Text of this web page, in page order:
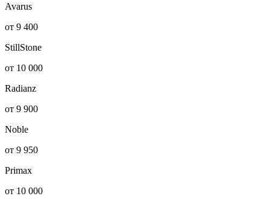
Avarus
от 9 400
StillStone
от 10 000
Radianz
от 9 900
Noble
от 9 950
Primax
от 10 000